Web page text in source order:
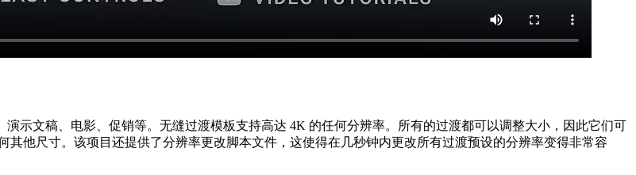
示文稿、电影、促销等。无缝过渡模板支持高达 4K 的任何分辨率。所有的过渡都可以调整大小，因此它们可
其他尺寸。该项目还提供了分辨率更改脚本文件，这使得在几秒钟内更改所有过渡预设的分辨率变得非常容